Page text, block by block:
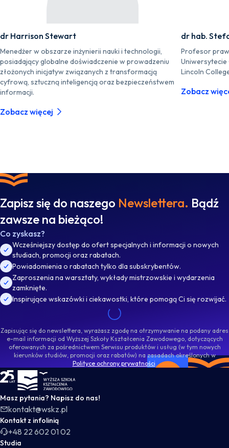
dr Harrison Stewart
Menedżer w obszarze inżynierii nauki i technologii,
posiadający globalne doświadczenie w prowadzeniu
złożonych inicjatyw związanych z transformacją
cyfrową, sztuczną inteligencją oraz bezpieczeństwem
informacji.
Zobacz więcej
dr hab.
Profesor
Lincoln
Zobacz
Zapisz się do naszego Newslettera. Bądź
zawsze na bieżąco!
Co zyskasz?
Wcześniejszy dostęp do ofert specjalnych i informacji o nowych
studiach, promocji oraz rabatach.
Powiadomienia o rabatach tylko dla subskrybentów.
Zaproszenia na warsztaty, wykłady mistrzowskie i wydarzenia
zamknięte.
Inspirujące wskazówki i ciekawostki, które pomogą Ci się rozwijać.
Zapisując się do newslettera, wyrażasz zgodę na otrzymywanie na podany adres
e-mail informacji od Wyższej Szkoły Kształcenia Zawodowego, dotyczących
oferowanych za pośrednictwem Serwisu produktów i usług (w tym nowych
kierunków studiów, promocji oraz rabatów) na zasadach określonych w
Polityce ochrony prywatności.
WSKZ - strona główna
Masz pytania? Napisz do nas!
kontakt@wskz.pl
Kontakt z infolinią
+48 22 602 01 02
Studia